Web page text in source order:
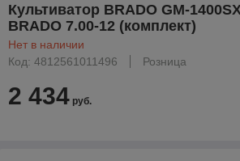
Культиватор BRADO GM-
BRADO 7.00-12 (комплект)
Нет в наличии
Код: 4812561011496
Розница
2 434 руб.